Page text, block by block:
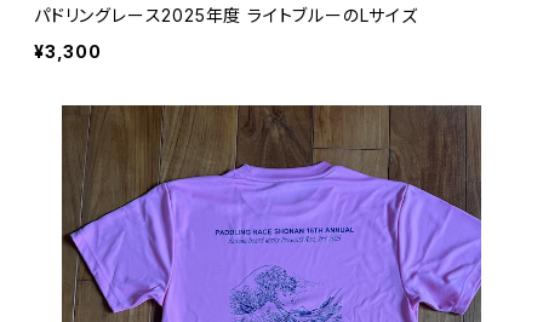
パドリングレース2025年度 ライトブルーのLサイズ
¥3,300